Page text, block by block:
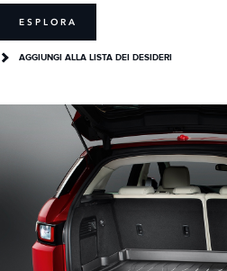
ESPLORA
AGGIUNGI ALLA LISTA DEI DESIDERI